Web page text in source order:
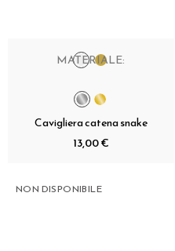
MATERIALE:
Cavigliera catena snake
13,00 €
NON DISPONIBILE